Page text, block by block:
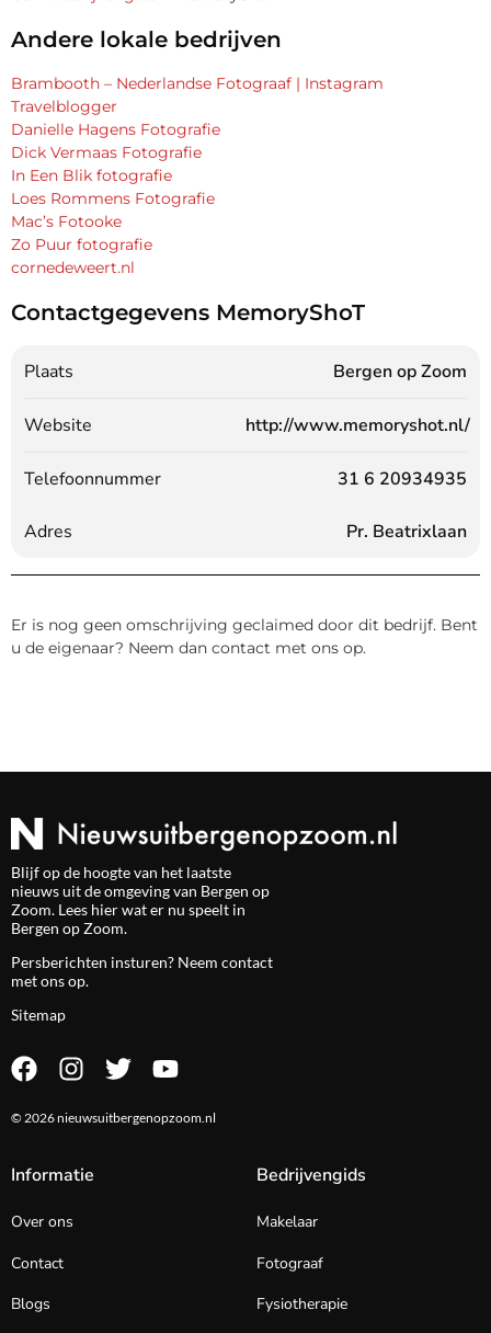
Andere lokale bedrijven
Brambooth – Nederlandse Fotograaf | Instagram
Travelblogger
Danielle Hagens Fotografie
Dick Vermaas Fotografie
In Een Blik fotografie
Loes Rommens Fotografie
Mac’s Fotooke
Zo Puur fotografie
cornedeweert.nl
Contactgegevens MemoryShoT
Plaats Bergen op Zoom
Website http://www.memoryshot.nl/
Telefoonnummer 31 6 20934935
Adres Pr. Beatrixlaan
Er is nog geen omschrijving geclaimed door dit bedrijf. Bent
u de eigenaar? Neem dan contact met ons op.
Blijf op de hoogte van het laatste
nieuws uit de omgeving van Bergen op
Zoom. Lees hier wat er nu speelt in
Bergen op Zoom.
Persberichten insturen? Neem contact
met ons op.
Sitemap
© 2026 nieuwsuitbergenopzoom.nl
Informatie
Over ons
Contact
Blogs
Bedrijvengids
Makelaar
Fotograaf
Fysiotherapie